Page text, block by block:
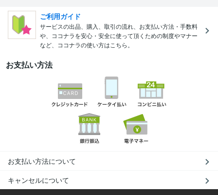
ご利用ガイド
サービスの出品、購入、取引の流れ、お支払い方法・手数料
や、ココナラを安心・安全に使って頂くための制度やマナー
など、ココナラの使い方はこちら。
お支払い方法
お支払い方法について
キャンセルについて